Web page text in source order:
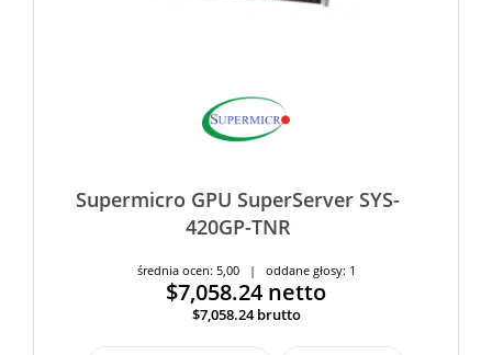
Supermicro GPU SuperServer SYS-
420GP-TNR
średnia ocen: 5,00 | oddane głosy: 1
$7,058.24 netto
$7,058.24brutto